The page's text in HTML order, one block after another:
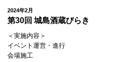
2024年2月
第30回 城島酒蔵びらき
＜実施内容＞
イベント運営・進行
会場施工